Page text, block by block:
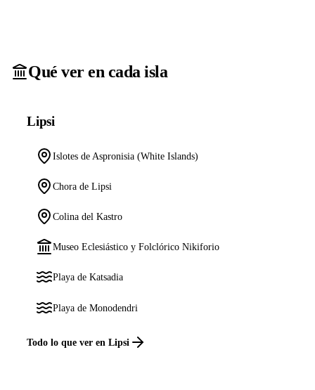
Qué ver en cada isla
Lipsi
Islotes de Aspronisia (White Islands)
Chora de Lipsi
Colina del Kastro
Museo Eclesiástico y Folclórico Nikiforio
Playa de Katsadia
Playa de Monodendri
Todo lo que ver en Lipsi